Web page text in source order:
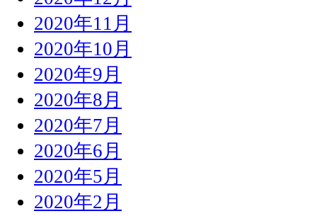
2020年11月
2020年10月
2020年9月
2020年8月
2020年7月
2020年6月
2020年5月
2020年2月